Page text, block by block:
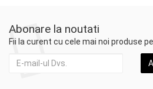
Abonare la noutati
Fii la curent cu cele mai noi produse